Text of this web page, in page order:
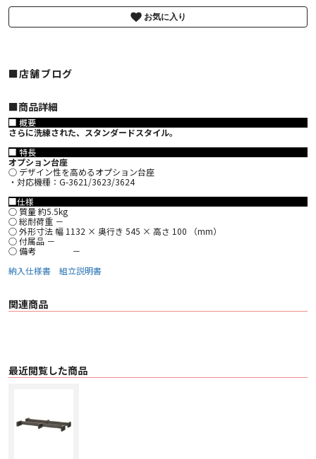
お気に入り
■店舗ブログ
■︎商品詳細
■ 概要
さらに洗練された、スタンダードスタイル。
■ 特長
オプション台座
○ デザイン性を高めるオプション台座
・対応機種：G-3621/3623/3624
■仕様
○ 質量 約5.5kg
○ 総耐荷重 －
○ 外形寸法 幅 1132 × 奥行き 545 × 高さ 100 （mm）
○ 付属品 －
○ 備考 －
納入仕様書
組立説明書
関連商品
最近閲覧した商品